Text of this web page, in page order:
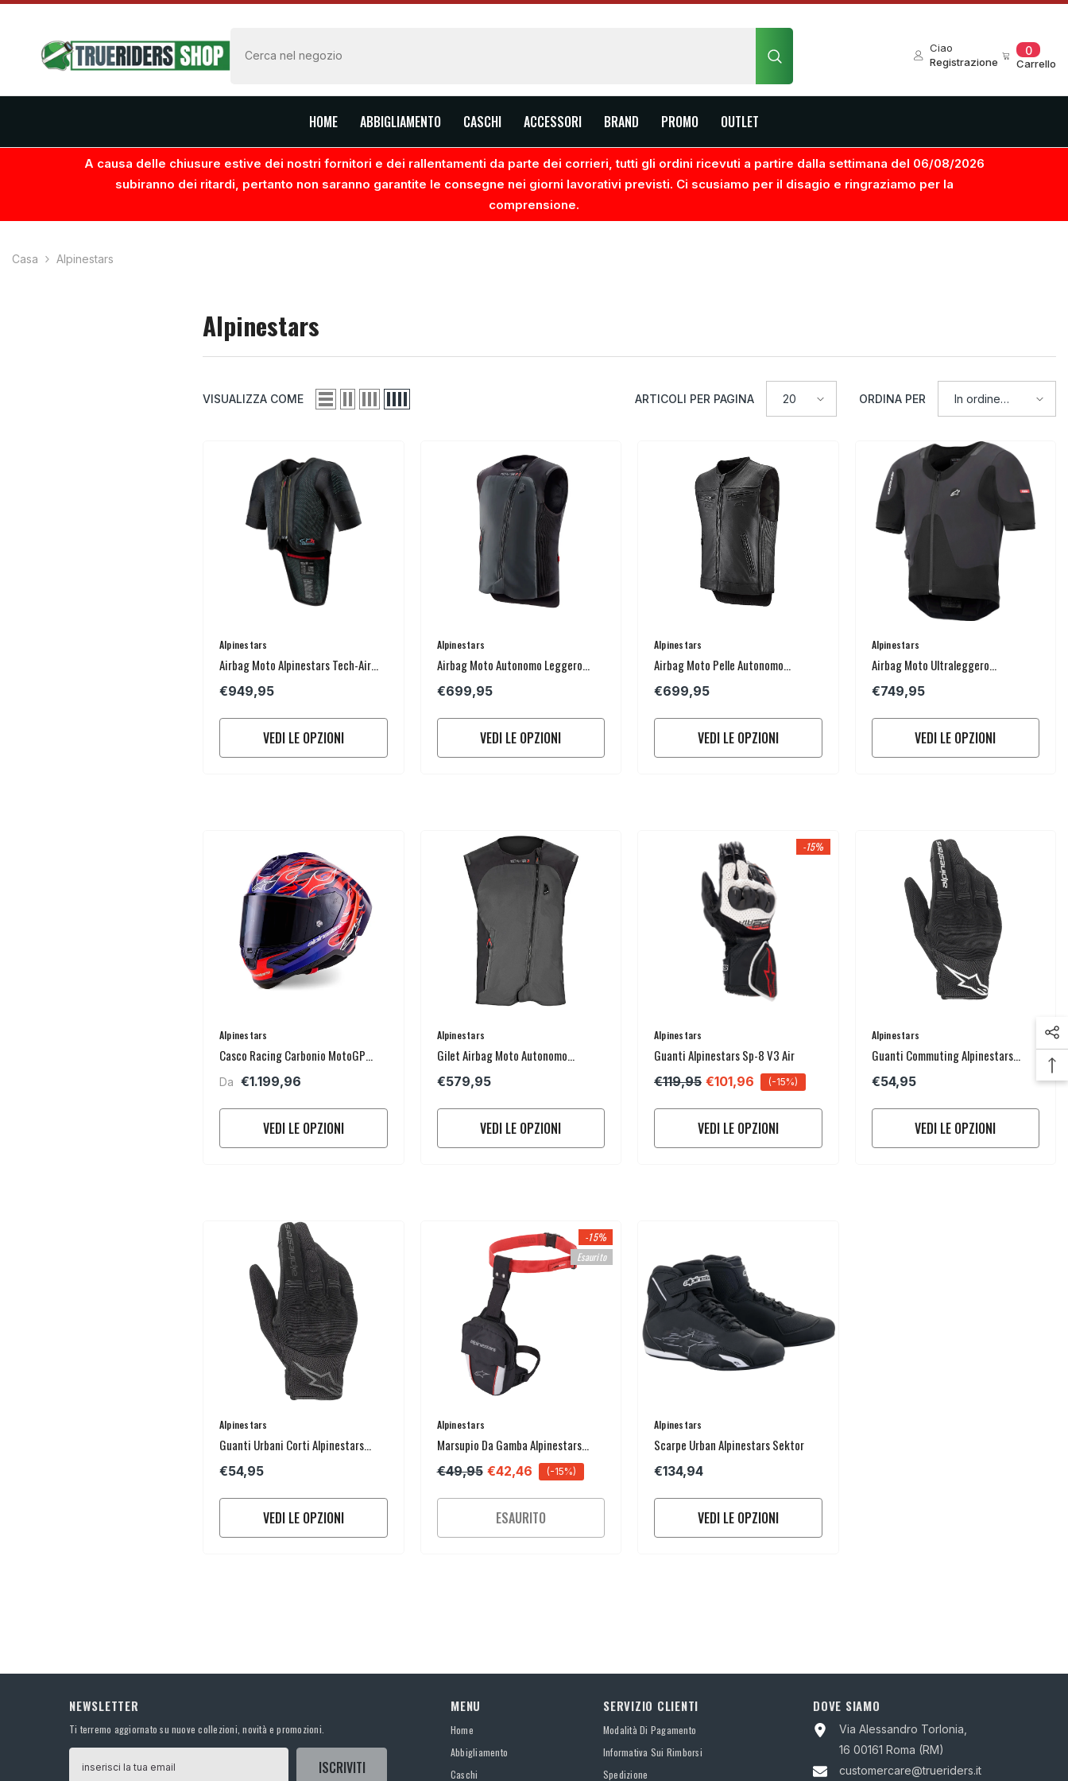
VAI AL CONTENUTO
00
Carrello
Ciao
Registrazione
HOME ABBIGLIAMENTO CASCHI ACCESSORI BRAND PROMO OUTLET
A causa delle chiusure estive dei nostri fornitori e dei rallentamenti da parte dei corrieri, tutti gli ordini ricevuti a partire dalla settimana del 06/08/2026
subiranno dei ritardi, pertanto non saranno garantite le consegne nei giorni lavorativi previsti. Ci scusiamo per il disagio e ringraziamo per la
comprensione.
Casa Alpinestars
Alpinestars
VISUALIZZA COME ARTICOLI PER PAGINA 20 ORDINA PER
In ordine
Z
Venditore:
Alpinestars
Airbag Moto Alpinestars Tech-Air®
7X
€949,95
VEDI LE OPZIONI
Venditore:
Alpinestars
Airbag Moto Autonomo Leggero
ALPINESTARS Tech-Air® 3 V2
€699,95
VEDI LE OPZIONI
Venditore:
Alpinestars
Airbag Moto Pelle Autonomo
ALPINESTARS Tech-Air® 3 Leather
€699,95
VEDI LE OPZIONI
Venditore:
Alpinestars
Airbag Moto Ultraleggero
Alpinestars Tech-Air® 5 PLASMA
Black
€749,95
VEDI LE OPZIONI
Venditore:
Alpinestars
Casco Racing Carbonio MotoGP
Alpinestars Supertech R10
Da €1.199,96
VEDI LE OPZIONI
Venditore:
Alpinestars
Gilet Airbag Moto Autonomo
Alpinestars Stella Tech-Air® 3 V2
€579,95
VEDI LE OPZIONI
-15%
Venditore:
Alpinestars
Guanti Alpinestars Sp-8 V3 Air
€119,95 €101,96 (-15%)
VEDI LE OPZIONI
Venditore:
Alpinestars
Guanti Commuting Alpinestars
Stella Copper
€54,95
VEDI LE OPZIONI
Venditore:
Alpinestars
Guanti Urbani Corti Alpinestars
Copper
€54,95
VEDI LE OPZIONI
-15%
Esaurito
Venditore:
Alpinestars
Marsupio Da Gamba Alpinestars
Access
€49,95 €42,46 (-15%)
ESAURITO
Venditore:
Alpinestars
Scarpe Urban Alpinestars Sektor
€134,94
VEDI LE OPZIONI
NEWSLETTER
Ti terremo aggiornato su nuove collezioni, novità e promozioni.
ISCRIVITI
MENU
Home
Abbigliamento
Caschi
SERVIZIO CLIENTI
Modalità Di Pagamento
Informativa Sui Rimborsi
Spedizione
DOVE SIAMO
Via Alessandro Torlonia,
16 00161 Roma (RM)
customercare@trueriders.it